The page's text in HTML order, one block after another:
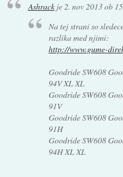
Ashrackje2. nov 2013 ob
Na tej strani so
razlika med njimi:
http://www.gume-
Goodride SW608
94V XL XL
Goodride SW608
91V
Goodride SW608
91H
Goodride SW608
94H XL XL